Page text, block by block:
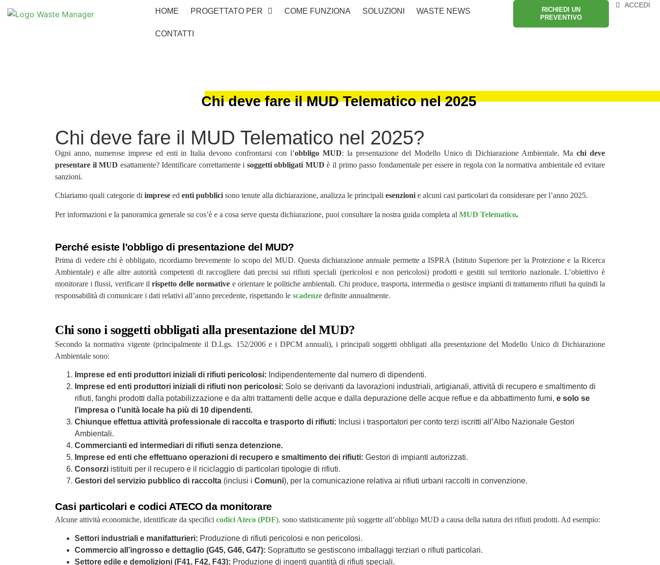
HOME PROGETTATO PER COME FUNZIONA SOLUZIONI WASTE NEWS
CONTATTI
RICHIEDI UN
PREVENTIVO
ACCEDI
Chi deve fare il MUD Telematico nel 2025
Chi deve fare il MUD Telematico nel 2025?
Ogni anno, numerose imprese ed enti in Italia devono confrontarsi con l’obbligo MUD: la presentazione del Modello Unico di Dichiarazione Ambientale. Machi deve
presentare il MUD esattamente? Identificare correttamente i soggetti obbligati MUD è il primo passo fondamentale per essere in regola con la normativa ambientale ed evitare
sanzioni.
Chiariamo quali categorie di imprese ed enti pubblici sono tenute alla dichiarazione, analizza le principali esenzioni e alcuni casi particolari da considerare per l’anno 2025.
Per informazioni e la panoramica generale su cos’è e a cosa serve questa dichiarazione, puoi consultare la nostra guida completa al MUD Telematico.
Perché esiste l'obbligo di presentazione del MUD?
Prima di vedere chi è obbligato, ricordiamo brevemente lo scopo del MUD. Questa dichiarazione annuale permette a ISPRA (Istituto Superiore per la Protezione e la Ricerca
Ambientale) e alle altre autorità competenti di raccogliere dati precisi sui rifiuti speciali (pericolosi e non pericolosi) prodotti e gestiti sul territorio nazionale. L’obiettivo è
monitorare i flussi, verificare il rispetto delle normative e orientare le politiche ambientali. Chi produce, trasporta, intermedia o gestisce impianti di trattamento rifiuti ha quindi la
responsabilità di comunicare i dati relativi all’anno precedente, rispettando le scadenze definite annualmente.
Chi sono i soggetti obbligati alla presentazione del MUD?
Secondo la normativa vigente (principalmente il D.Lgs. 152/2006 e i DPCM annuali), i principali soggetti obbligati alla presentazione del Modello Unico di Dichiarazione
Ambientale sono:
Imprese ed enti produttori iniziali di rifiuti pericolosi: Indipendentemente dal numero di dipendenti.
Imprese ed enti produttori iniziali di rifiuti non pericolosi: Solo se derivanti da lavorazioni industriali, artigianali, attività di recupero e smaltimento di
rifiuti, fanghi prodotti dalla potabilizzazione e da altri trattamenti delle acque e dalla depurazione delle acque reflue e da abbattimento fumi, e solo se
l’impresa o l’unità locale ha più di 10 dipendenti.
Chiunque effettua attività professionale di raccolta e trasporto di rifiuti: Inclusi i trasportatori per conto terzi iscritti all’Albo Nazionale Gestori
Ambientali.
Commercianti ed intermediari di rifiuti senza detenzione.
Imprese ed enti che effettuano operazioni di recupero e smaltimento dei rifiuti: Gestori di impianti autorizzati.
Consorzi istituiti per il recupero e il riciclaggio di particolari tipologie di rifiuti.
Gestori del servizio pubblico di raccolta (inclusi i Comuni), per la comunicazione relativa ai rifiuti urbani raccolti in convenzione.
Casi particolari e codici ATECO da monitorare
Alcune attività economiche, identificate da specifici codici Ateco (PDF), sono statisticamente più soggette all’obbligo MUD a causa della natura dei rifiuti prodotti. Ad esempio:
Settori industriali e manifatturieri: Produzione di rifiuti pericolosi e non pericolosi.
Commercio all’ingrosso e dettaglio (G45, G46, G47): Soprattutto se gestiscono imballaggi terziari o rifiuti particolari.
Settore edile e demolizioni (F41, F42, F43): Produzione di ingenti quantità di rifiuti speciali.